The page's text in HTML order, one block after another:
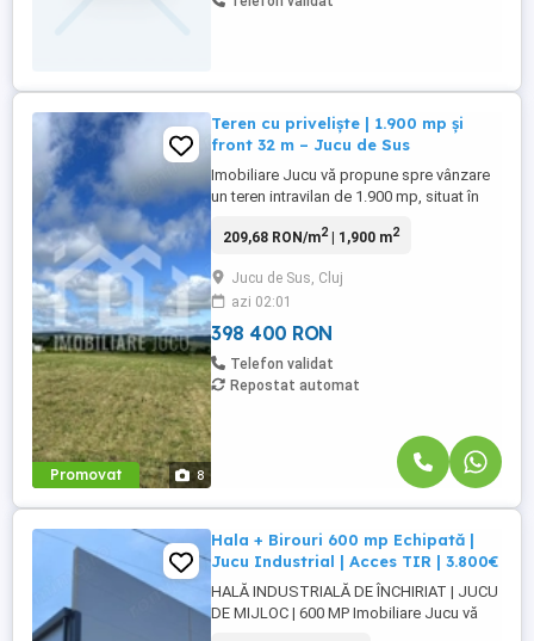
Promovat 8
Teren cu priveliște | 1.900 mp și
front 32 m – Jucu de Sus
Imobiliare Jucu vă propune spre vânzare
un teren intravilan de 1.900 mp, situat în
potrivită atât pentru construirea unei
cât și pentru valorificare imobiliară.
Terenul are o configurație foarte bună
pentru construcție: ...
209,68 RON/m2| 1,900 m2
Jucu de Sus, Cluj
azi 02:01
398 400 RON
Telefon validat
Repostat automat
Hala + Birouri 600 mp Echipată |
Jucu Industrial | Acces TIR | 3.800€
HALĂ INDUSTRIALĂ DE ÎNCHIRIAT | JUCU
DE MIJLOC | 600 MP Imobiliare Jucu vă